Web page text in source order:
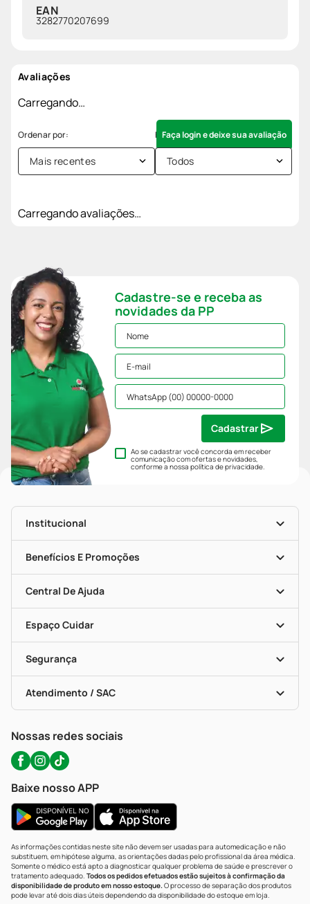
EAN
3282770207699
Avaliações
Carregando…
Faça login e deixe sua avaliação
Mais recentes Todos
Carregando avaliações…
Cadastre-se e receba as
novidades da PP
Ao se cadastrar você concorda em receber
comunicação com ofertas e novidades,
conforme a nossapolítica de privacidade.
Cadastrar
Institucional
História
Nossas Lojas
Mapa De Categorias
Blog Da PP
Seja Uma Loja Parceira
Benefícios E Promoções
Clube PP
Convênios
Programa Popular Do Brasil
Encarte De Ofertas
Dermaclub
Descontos De Laboratório (PBM)
Cupons E Ofertas
Central De Ajuda
Entrega
Recompra Programada
Compras Com Receita
Alomed (tele-Entrega)
Formas De Pagamento
Troca E Devolução
Bulas De A A Z
Políticas De Marketplace
Espaço Cuidar
Vacinas
Serviços Farmacêuticos
Testes Rápidos
Autoteste Covid-19
Segurança
Certificado De Segurança
Portal Da Privacidade
Atendimento / SAC
WhatsApp (47) 9202-1687
Nossas redes sociais
Baixe nosso APP
As informações contidas neste site não devem ser usadas para automedicação e não
substituem, em hipótese alguma, as orientações dadas pelo profissional da área médica.
Somente o médico está apto a diagnosticar qualquer problema de saúde e prescrever o
tratamento adequado. Todos os pedidos efetuados estão sujeitos à confirmação da
disponibilidade de produto em nosso estoque.O processo de separação dos produtos
pode levar até dois dias úteis dependendo da disponibilidade do estoque em loja.